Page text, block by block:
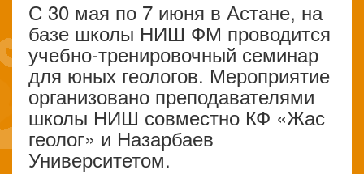
С 30 мая по 7 июня в Астане, на
базе школы НИШ ФМ проводится
учебно-тренировочный семинар
для юных геологов. Мероприятие
организовано преподавателями
школы НИШ совместно КФ «Жас
геолог» и Назарбаев
Университетом.